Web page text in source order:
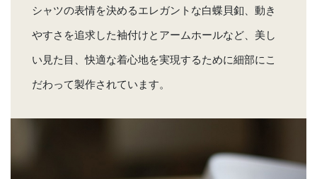
シャツの表情を決めるエレガントな白蝶貝釦、動き
やすさを追求した袖付けとアームホールなど、美し
い見た目、快適な着心地を実現するために細部にこ
だわって製作されています。